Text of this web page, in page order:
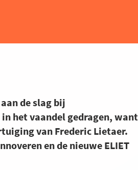
de slag bij
het vaandel gedragen, want
van Frederic Lietaer.
en de nieuwe ELIET